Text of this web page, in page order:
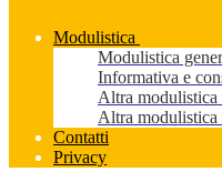
Modulistica
Modulistica
Informativa e
Altra modulistica
Altra modulistica
Contatti
Privacy